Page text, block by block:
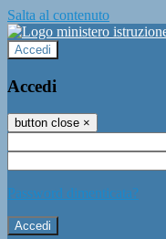
Salta al contenuto
Accedi
Accedi
button close ×
Password dimenticata?